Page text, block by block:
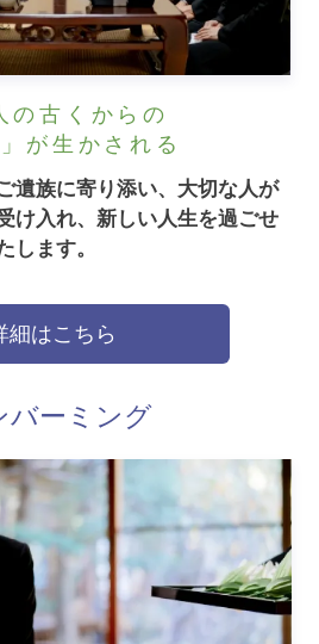
の古くからの
」が生かされる
遺族に寄り添い、大切な人が
け入れ、新しい人生を過ごせ
します。
細はこちら
バーミング